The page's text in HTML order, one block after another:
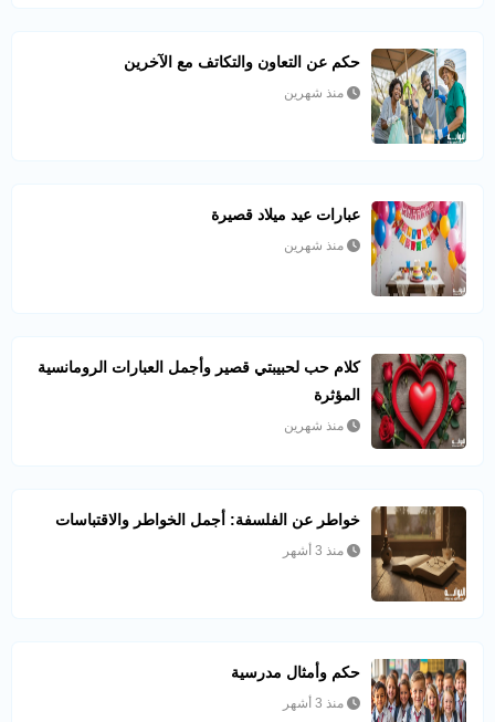
حكم عن التعاون والتكاتف مع الآخرين
منذ شهرين
عبارات عيد ميلاد قصيرة
منذ شهرين
كلام حب لحبيبتي قصير وأجمل العبارات الرومانسية
المؤثرة
منذ شهرين
خواطر عن الفلسفة: أجمل الخواطر والاقتباسات
منذ 3 أشهر
حكم وأمثال مدرسية
منذ 3 أشهر